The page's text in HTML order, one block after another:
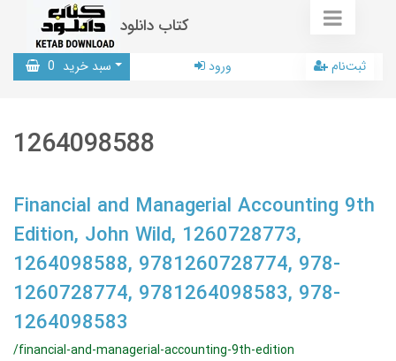
کتاب دانلود
سبد خرید 0 ورود ثبت‌نام
1264098588
Financial and Managerial Accounting 9th
Edition, John Wild, 1260728773,
1264098588, 9781260728774, 978-
1260728774, 9781264098583, 978-
1264098583
/financial-and-managerial-accounting-9th-edition